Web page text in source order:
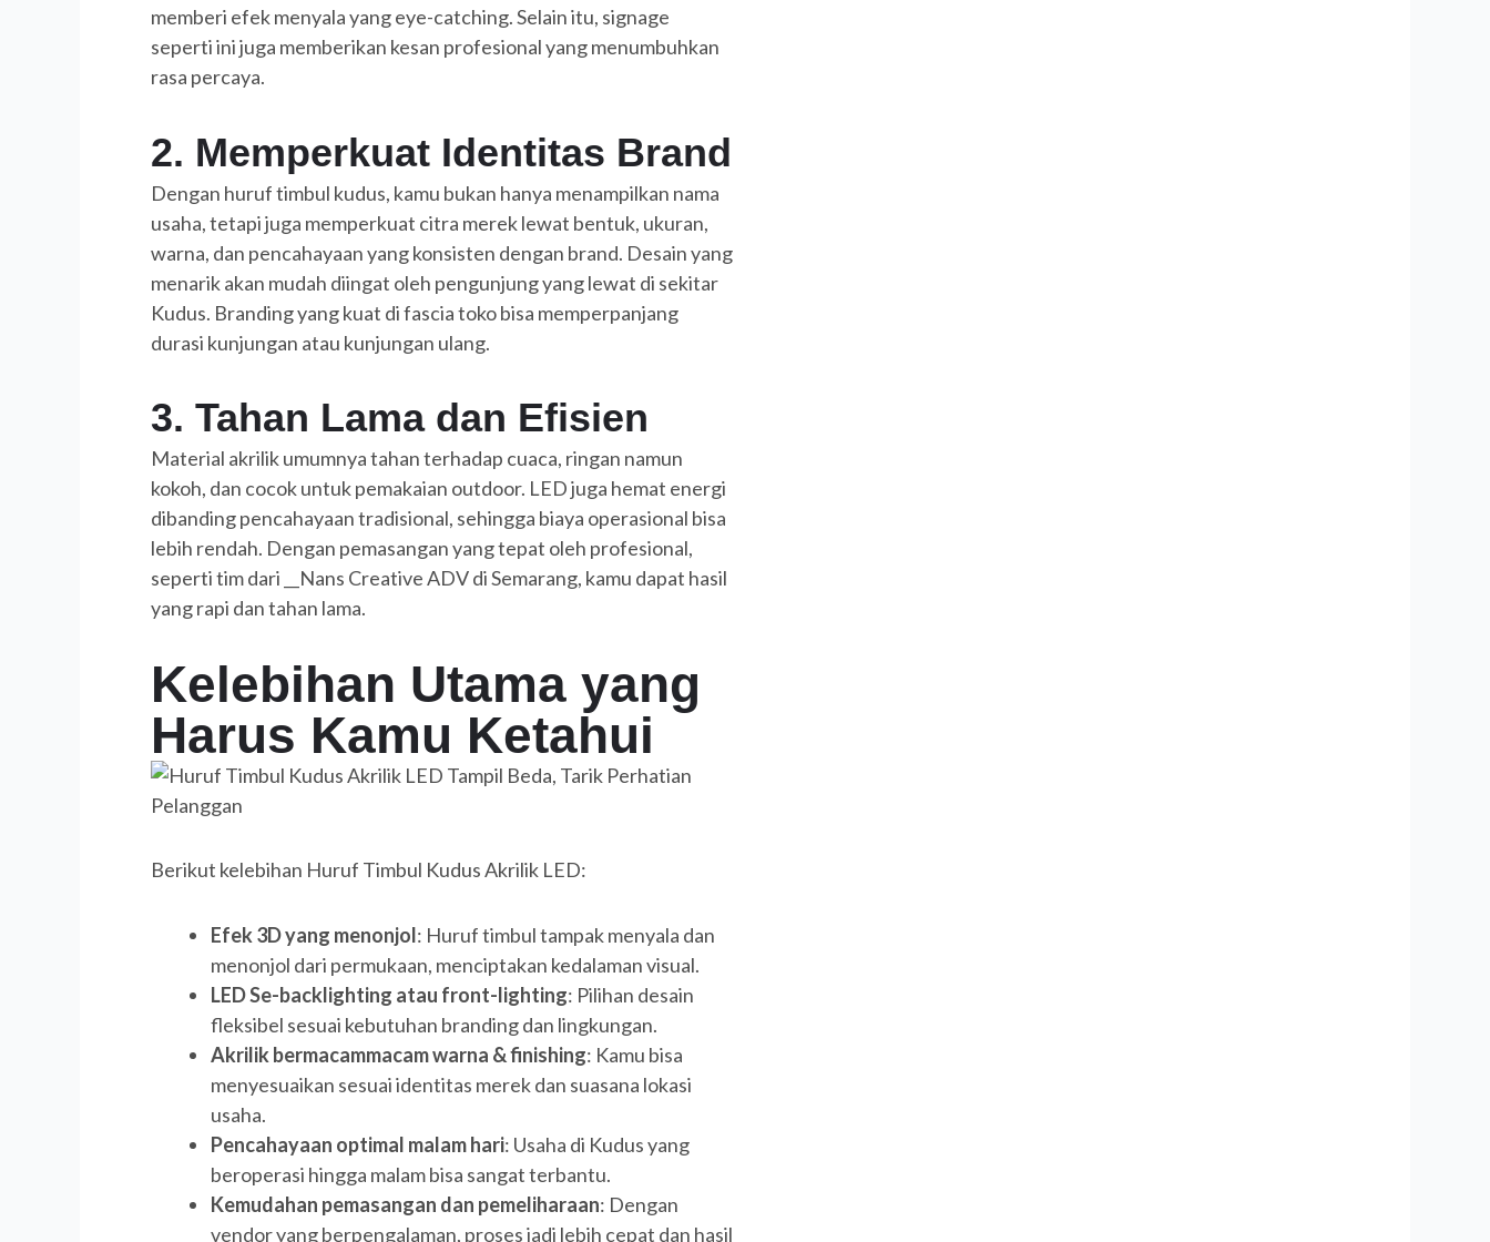
memberi efek menyala yang eye-catching. Selain itu, signage
seperti ini juga memberikan kesan profesional yang menumbuhkan
rasa percaya.
2. Memperkuat Identitas Brand
Dengan huruf timbul kudus, kamu bukan hanya menampilkan nama
usaha, tetapi juga memperkuat citra merek lewat bentuk, ukuran,
warna, dan pencahayaan yang konsisten dengan brand. Desain yang
menarik akan mudah diingat oleh pengunjung yang lewat di sekitar
Kudus. Branding yang kuat di fascia toko bisa memperpanjang
durasi kunjungan atau kunjungan ulang.
3. Tahan Lama dan Efisien
Material akrilik umumnya tahan terhadap cuaca, ringan namun
kokoh, dan cocok untuk pemakaian outdoor. LED juga hemat energi
dibanding pencahayaan tradisional, sehingga biaya operasional bisa
lebih rendah. Dengan pemasangan yang tepat oleh profesional,
seperti tim dari __Nans Creative ADV di Semarang, kamu dapat hasil
yang rapi dan tahan lama.
Kelebihan Utama yang
Harus Kamu Ketahui
Berikut kelebihan Huruf Timbul Kudus Akrilik LED:
Efek 3D yang menonjol: Huruf timbul tampak menyala dan
menonjol dari permukaan, menciptakan kedalaman visual.
LED Se­-backlighting atau front-lighting: Pilihan desain
fleksibel sesuai kebutuhan branding dan lingkungan.
Akrilik bermacammacam warna & finishing: Kamu bisa
menyesuaikan sesuai identitas merek dan suasana lokasi
usaha.
Pencahayaan optimal malam hari: Usaha di Kudus yang
beroperasi hingga malam bisa sangat terbantu.
Kemudahan pemasangan dan pemeliharaan: Dengan
vendor yang berpengalaman, proses jadi lebih cepat dan hasil